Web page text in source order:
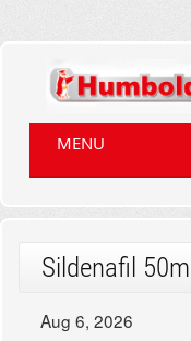
MENU
Sildenafil
Aug 6, 2026